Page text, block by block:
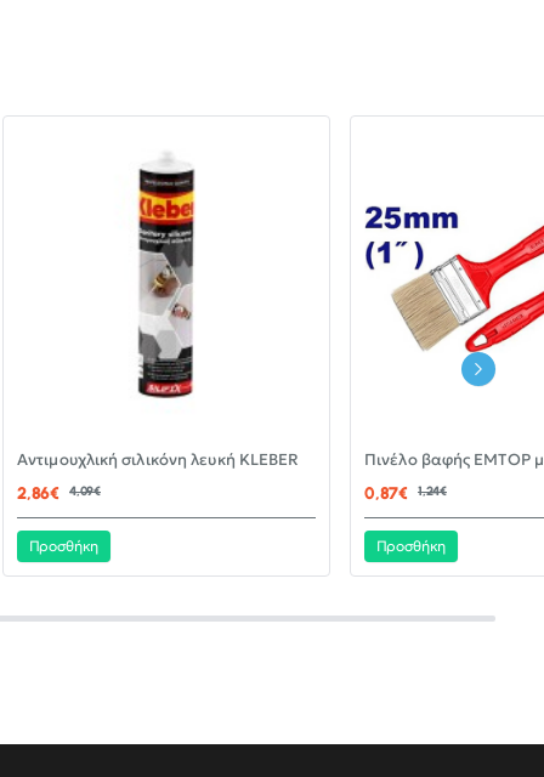
-30%
Αντιμουχλική σιλικόνη λευκή KLEBER
2,86€
4,09€
Προσθήκη
0,87€ 1,24€
Προσθήκη